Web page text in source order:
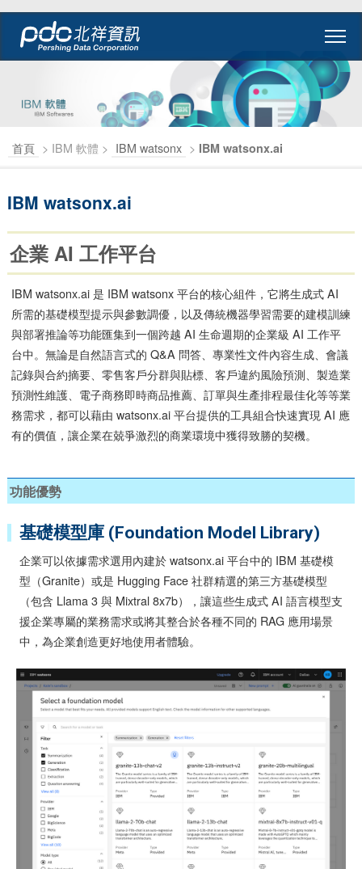
首頁 > IBM 軟體 > IBM watsonx > IBM watsonx.ai
IBM watsonx.ai
企業 AI 工作平台
IBM watsonx.ai 是 IBM watsonx 平台的核心組件，它將生成式 AI
所需的基礎模型提示與參數調優，以及傳統機器學習需要的建模訓練
與部署推論等功能匯集到一個跨越 AI 生命週期的企業級 AI 工作平
台中。無論是自然語言式的 Q&A 問答、專業性文件內容生成、會議
記錄與合約摘要、零售客戶分群與貼標、客戶違約風險預測、製造業
預測性維護、電子商務即時商品推薦、訂單與生產排程最佳化等等業
務需求，都可以藉由 watsonx.ai 平台提供的工具組合快速實現 AI 應
有的價值，讓企業在兢爭激烈的商業環境中獲得致勝的契機。
功能優勢
基礎模型庫 (Foundation Model Library)
企業可以依據需求選用內建於 watsonx.ai 平台中的 IBM 基礎模
型（Granite）或是 Hugging Face 社群精選的第三方基礎模型
（包含 Llama 3 與 Mixtral 8x7b），讓這些生成式 AI 語言模型支
援企業專屬的業務需求或將其整合於各種不同的 RAG 應用場景
中，為企業創造更好地使用者體驗。